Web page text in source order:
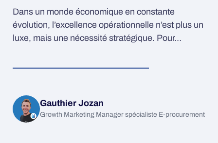
Dans un monde économique en constante
évolution, l’excellence opérationnelle n’est plus un
luxe, mais une nécessité stratégique. Pour…
Gauthier Jozan
Growth Marketing Manager spécialiste E-procurement